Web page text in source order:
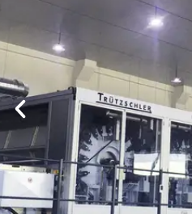
キ
ッ
プ